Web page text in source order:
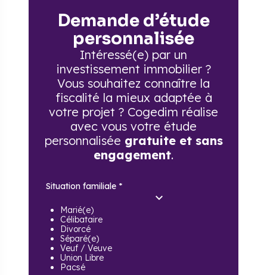
Demande d’étude
personnalisée
Intéressé(e) par un
investissement immobilier ?
Vous souhaitez connaître la
fiscalité la mieux adaptée à
votre projet ? Cogedim réalise
avec vous votre étude
personnalisée gratuite et sans
engagement.
Situation familiale *
Marié(e)
Célibataire
Divorcé
Séparé(e)
Veuf / Veuve
Union Libre
Pacsé